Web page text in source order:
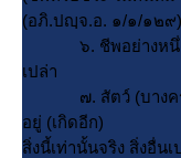
(อภิ.ปญฺจ.อ. ๑/๑/๑๒๙
๖. ชีพอย่างหนึ่ง ส
เปล่า
๗. สัตว์ (บางครั้งใ
อยู่ (เกิดอีก)
สิ่งนี้เท่านั้นจริง สิ่งอื่นเ